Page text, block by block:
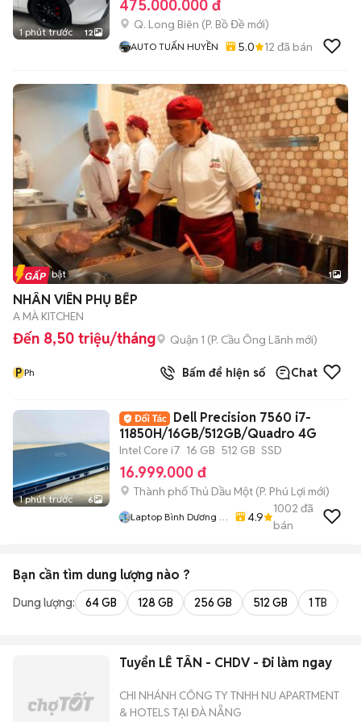
1 phút trước 12
475.000.000 đ
Q. Long Biên (P. Bồ Đề mới)
AUTO TUẤN HUYỀN 5.0 12 đã bán
Tin nổi bật 1
NHÂN VIÊN PHỤ BẾP
A MÀ KITCHEN
Đến 8,50 triệu/tháng Quận 1 (P. Cầu Ông Lãnh mới)
P Ph Bấm để hiện số Chat
1 phút trước 6
Dell Precision 7560 i7-
11850H/16GB/512GB/Quadro 4G
Intel Core i7 16 GB 512 GB SSD
16.999.000 đ
Thành phố Thủ Dầu Một (P. Phú Lợi mới)
Laptop Bình Dương (
4.9
1002 đã
bán
Bạn cần tìm dung lượng nào ?
Dung lượng: 64 GB 128 GB 256 GB 512 GB 1 TB
Tuyển LỄ TÂN - CHDV - Đi làm ngay
CHI NHÁNH CÔNG TY TNHH NU APARTMENT
& HOTELS TẠI ĐÀ NẴNG